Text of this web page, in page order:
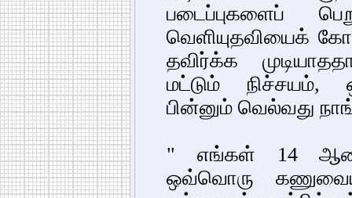
படைப்புகளைப்
வெளியுதவியைக்
தவிர்க்க
மட்டும் நிச்சயம்,
பின்னும் வெல்வது
" எங்கள் 14
ஒவ்வொரு